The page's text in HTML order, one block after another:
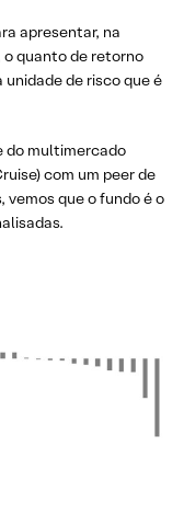
apresentar, na
quanto de retorno
de risco que é
do multimercado
com um peer de
que o fundo é o